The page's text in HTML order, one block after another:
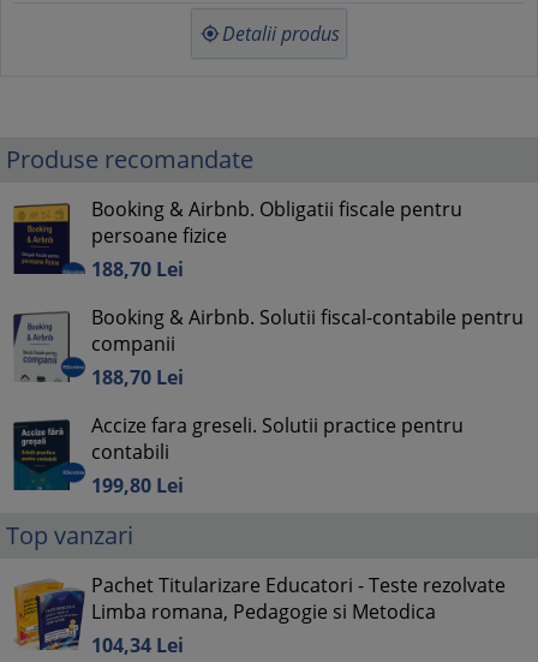
 Detalii produs
Produse recomandate
Booking & Airbnb. Obligatii fiscale pentru
persoane fizice
188,70 Lei
Booking & Airbnb. Solutii fiscal-contabile pentru
companii
188,70 Lei
Accize fara greseli. Solutii practice pentru
contabili
199,80 Lei
Top vanzari
Pachet Titularizare Educatori - Teste rezolvate
Limba romana, Pedagogie si Metodica
104,34 Lei